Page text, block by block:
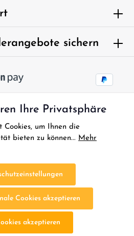
sichern
wenn nicht anders angegeben.
Reklamationen
Widerrufsbelehrung
Altölentsorgung
Einstellungen
Ihre Privatsphäre
Cookies, um Ihnen die
bieten zu können... Mehr
Cookies akzeptieren
akzeptieren